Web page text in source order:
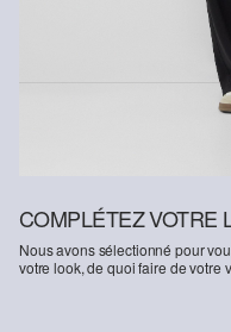
COMPLÉTEZ VOTRE
Nous avons sélectionné pour
votre look, de quoi faire de votre